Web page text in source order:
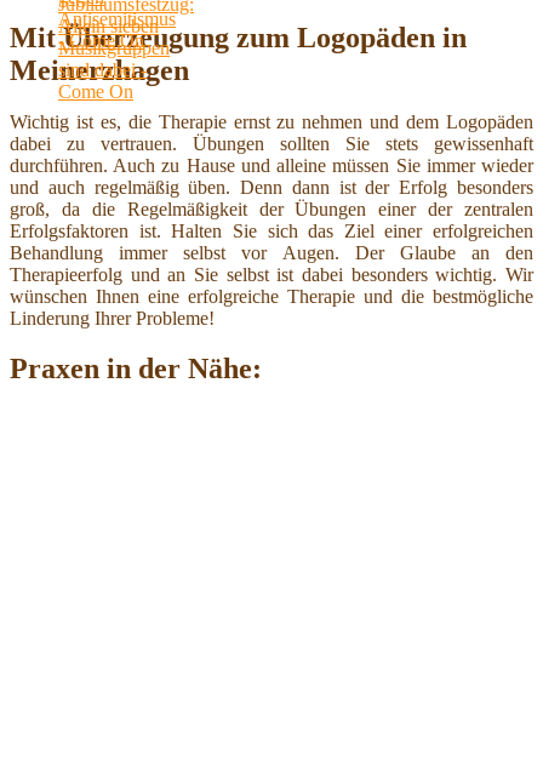
Mit Überzeugung zum Logopäden in
Meinerzhagen
Wichtig ist es, die Therapie ernst zu nehmen und dem Logopäden
dabei zu vertrauen. Übungen sollten Sie stets gewissenhaft
durchführen. Auch zu Hause und alleine müssen Sie immer wieder
und auch regelmäßig üben. Denn dann ist der Erfolg besonders
groß, da die Regelmäßigkeit der Übungen einer der zentralen
Erfolgsfaktoren ist. Halten Sie sich das Ziel einer erfolgreichen
Behandlung immer selbst vor Augen. Der Glaube an den
Therapieerfolg und an Sie selbst ist dabei besonders wichtig. Wir
wünschen Ihnen eine erfolgreiche Therapie und die bestmögliche
Linderung Ihrer Probleme!
Praxen in der Nähe: